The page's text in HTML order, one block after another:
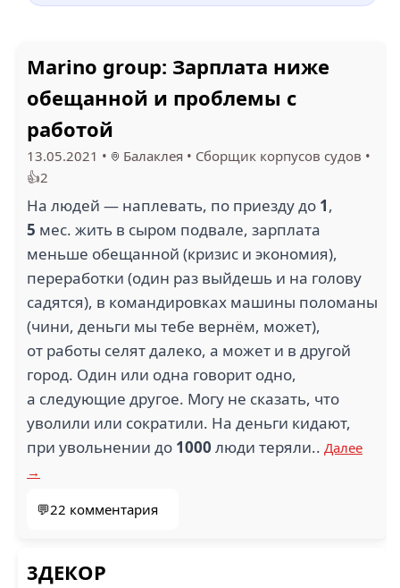
Marino group: Зарплата ниже
обещанной и проблемы с
работой
13.05.2021 • Балаклея • Сборщик корпусов судов •
👍2
На людей — наплевать, по приезду до 1,
5 мес. жить в сыром подвале, зарплата
меньше обещанной (кризис и экономия),
переработки (один раз выйдешь и на голову
садятся), в командировках машины поломаны
(чини, деньги мы тебе вернём, может),
от работы селят далеко, а может и в другой
город. Один или одна говорит одно,
а следующие другое. Могу не сказать, что
уволили или сократили. На деньги кидают,
при увольнении до 1000 люди теряли.. Далее
→
💬22 комментария
3ДЕКОР